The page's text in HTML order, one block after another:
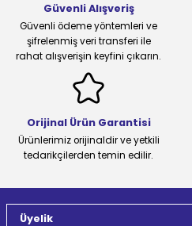
Güvenli Alışveriş
Güvenli ödeme yöntemleri ve
şifrelenmiş veri transferi ile
rahat alışverişin keyfini çıkarın.
Orijinal Ürün Garantisi
Ürünlerimiz orijinaldir ve yetkili
tedarikçilerden temin edilir.
Üyelik